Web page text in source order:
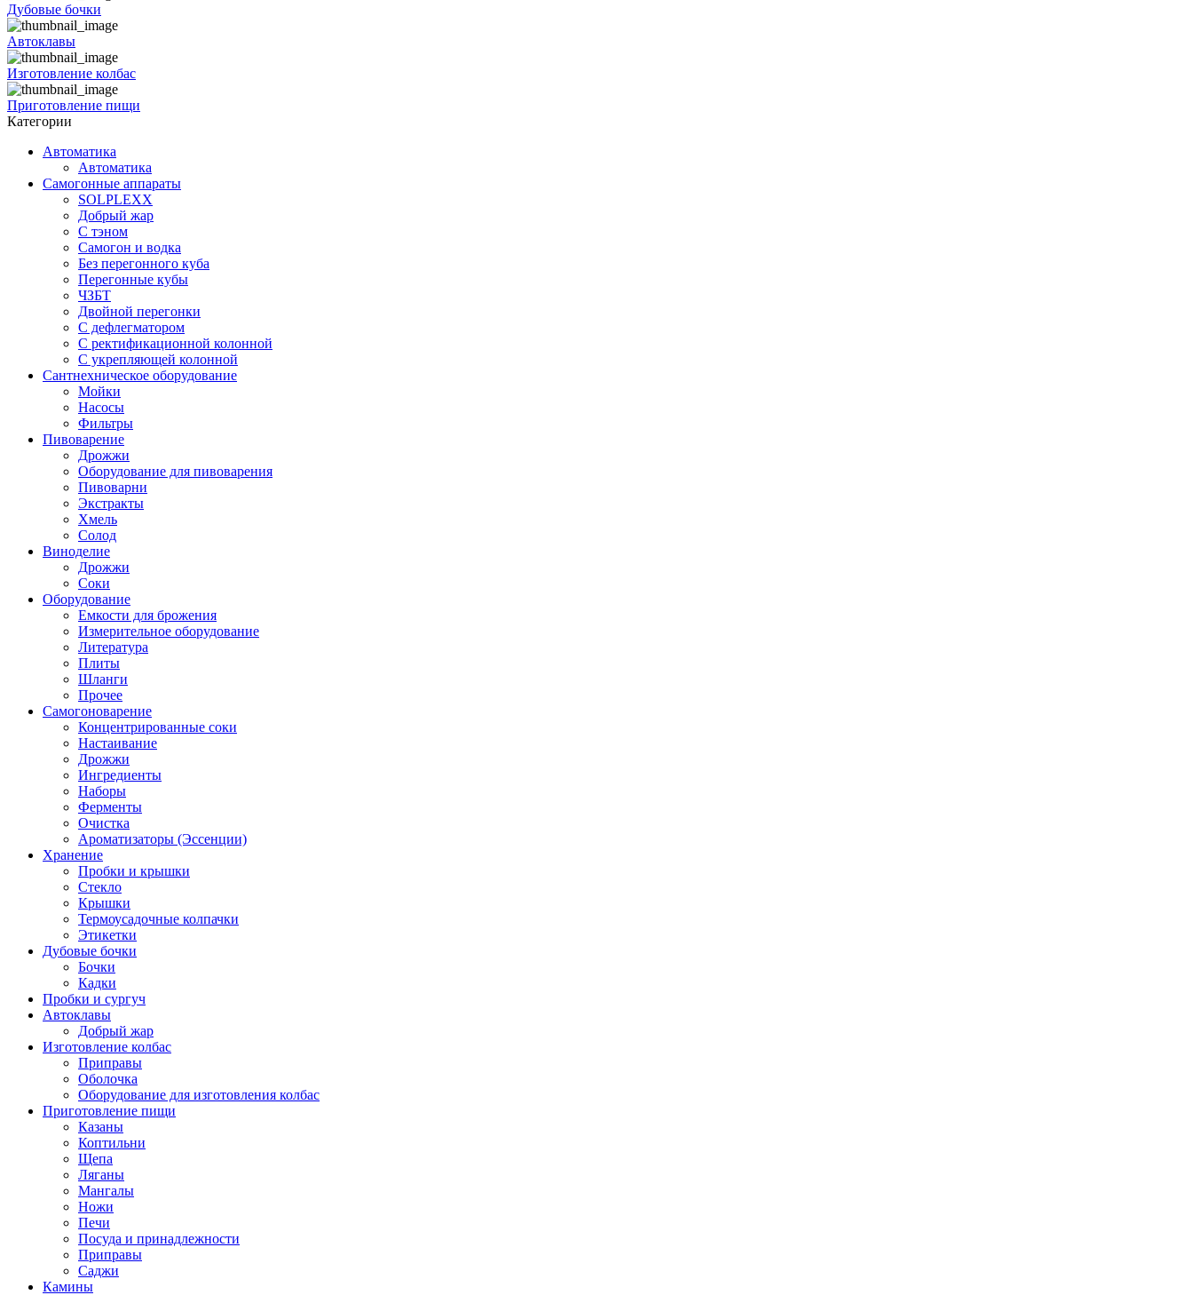
Дубовые бочки
Автоклавы
Изготовление колбас
Приготовление пищи
Категории
Автоматика
Автоматика
Самогонные аппараты
SOLPLEXX
Добрый жар
С тэном
Самогон и водка
Без перегонного куба
Перегонные кубы
ЧЗБТ
Двойной перегонки
С дефлегматором
С ректификационной колонной
С укрепляющей колонной
Сантнехническое оборудование
Мойки
Насосы
Фильтры
Пивоварение
Дрожжи
Оборудование для пивоварения
Пивоварни
Экстракты
Хмель
Солод
Виноделие
Дрожжи
Соки
Оборудование
Емкости для брожения
Измерительное оборудование
Литература
Плиты
Шланги
Прочее
Самогоноварение
Концентрированные соки
Настаивание
Дрожжи
Ингредиенты
Наборы
Ферменты
Очистка
Ароматизаторы (Эссенции)
Хранение
Пробки и крышки
Стекло
Крышки
Термоусадочные колпачки
Этикетки
Дубовые бочки
Бочки
Кадки
Пробки и сургуч
Автоклавы
Добрый жар
Изготовление колбас
Приправы
Оболочка
Оборудование для изготовления колбас
Приготовление пищи
Казаны
Коптильни
Щепа
Ляганы
Мангалы
Ножи
Печи
Посуда и принадлежности
Приправы
Саджи
Камины